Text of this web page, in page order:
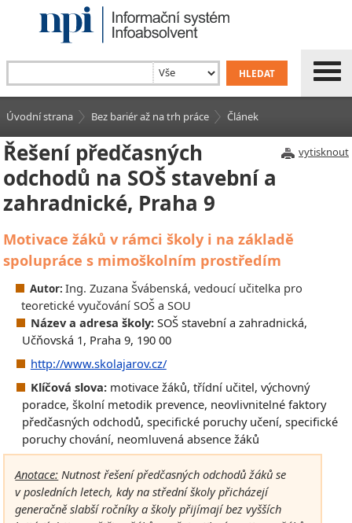
Úvodní strana Bez bariér až na trh práce Článek
vytisknout
Řešení předčasných
odchodů na SOŠ stavební a
zahradnické, Praha 9
Motivace žáků v rámci školy i na základě
spolupráce s mimoškolním prostředím
Autor: Ing. Zuzana Švábenská, vedoucí učitelka pro
teoretické vyučování SOŠ a SOU
Název a adresa školy: SOŠ stavební a zahradnická,
Učňovská 1, Praha 9, 190 00
http://www.skolajarov.cz/
Klíčová slova: motivace žáků, třídní učitel, výchovný
poradce, školní metodik prevence, neovlivnitelné faktory
předčasných odchodů, specifické poruchy učení, specifické
poruchy chování, neomluvená absence žáků
Anotace: Nutnost řešení předčasných odchodů žáků se
v posledních letech, kdy na střední školy přicházejí
generačně slabší ročníky a školy přijímají bez vyšších